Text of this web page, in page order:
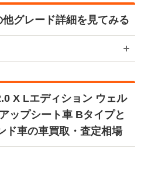
グレード詳細を見てみる
X Lエディション ウェル
ップシート車 Bタイプと
ド車の車買取・査定相場